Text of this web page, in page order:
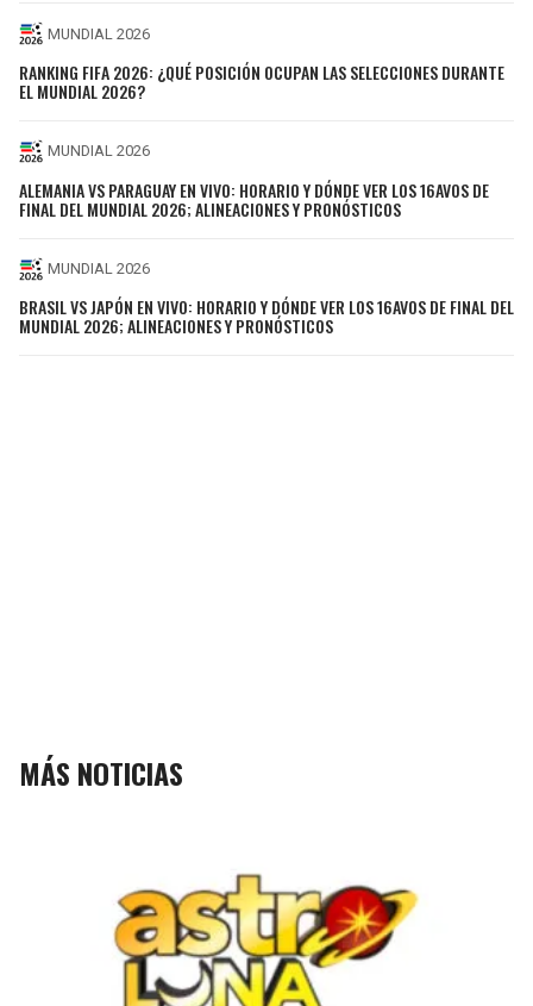
MUNDIAL 2026
RANKING FIFA 2026: ¿QUÉ POSICIÓN OCUPAN LAS SELECCIONES DURANTE
EL MUNDIAL 2026?
MUNDIAL 2026
ALEMANIA VS PARAGUAY EN VIVO: HORARIO Y DÓNDE VER LOS 16AVOS DE
FINAL DEL MUNDIAL 2026; ALINEACIONES Y PRONÓSTICOS
MUNDIAL 2026
BRASIL VS JAPÓN EN VIVO: HORARIO Y DÓNDE VER LOS 16AVOS DE FINAL DEL
MUNDIAL 2026; ALINEACIONES Y PRONÓSTICOS
MÁS NOTICIAS